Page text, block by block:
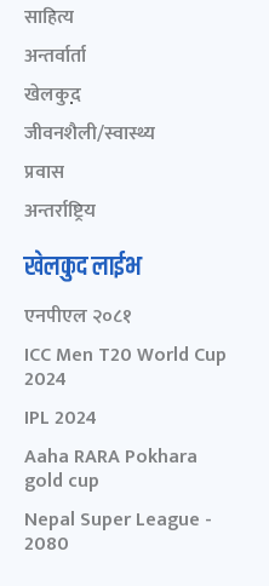
साहित्य
अन्तर्वार्ता
खेलकुद़़
जीवनशैली/स्वास्थ्य
प्रवास
अन्तर्राष्ट्रिय
खेलकुद लाईभ
एनपीएल २०८१
ICC Men T20 World Cup
2024
IPL 2024
Aaha RARA Pokhara
gold cup
Nepal Super League -
2080